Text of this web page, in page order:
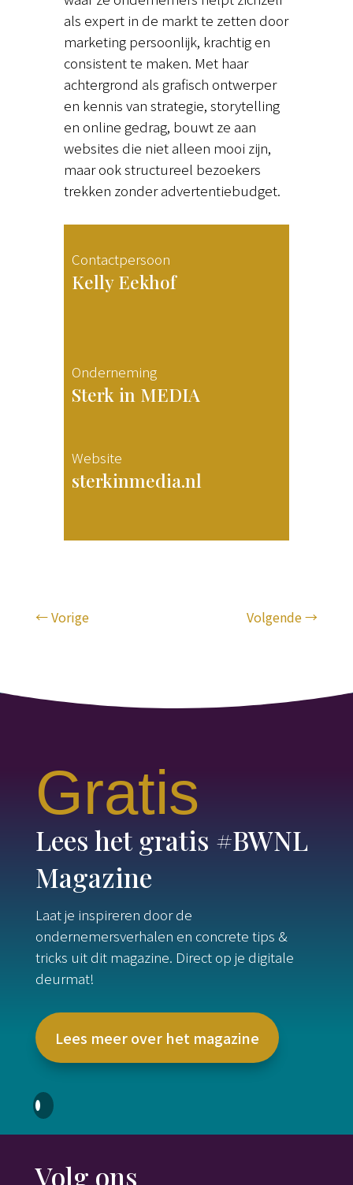
als expert in de markt te zetten door
marketing persoonlijk, krachtig en
consistent te maken. Met haar
achtergrond als grafisch ontwerper
en kennis van strategie, storytelling
en online gedrag, bouwt ze aan
websites die niet alleen mooi zijn,
maar ook structureel bezoekers
trekken zonder advertentiebudget.
Contactpersoon
Kelly Eekhof
Onderneming
Sterk in MEDIA
Website
sterkinmedia.nl
←Vorige Volgende→
Gratis
Lees het gratis #BWNL
Magazine
Laat je inspireren door de
ondernemersverhalen en concrete tips &
tricks uit dit magazine. Direct op je digitale
deurmat!
Lees meer over het magazine
Volg ons